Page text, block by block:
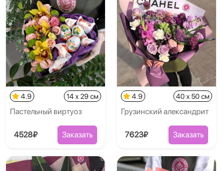
4.9 14 x 29 см
Пастельный виртуоз
4528₽ Заказать
4.9 40 x 50 см
Грузинский александрит
7623₽ Заказать